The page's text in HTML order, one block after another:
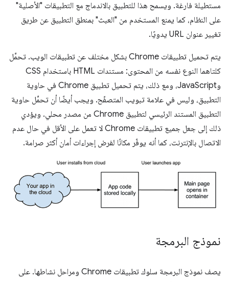
مستطيلة فارغة. ويسمح هذا للتطبيق بالاندماج مع التطبيقات "الأصلية"
على النظام، كما يمنع المستخدم من "العبث" بمنطق التطبيق عن طريق
تغيير عنوان URL يدويًا.
يتم تحميل تطبيقات Chrome بشكل مختلف عن تطبيقات الويب. تحمِّل
كلتاهما النوع نفسه من المحتوى: مستندات HTML باستخدام CSS
وJavaScript، ومع ذلك، يتم تحميل تطبيق Chrome في حاوية
التطبيق، وليس في علامة تبويب المتصفّح. ويجب أيضًا أن تحمِّل حاوية
التطبيق المستند الرئيسي لتطبيق Chrome من مصدر محلي. ويؤدي
ذلك إلى جعل جميع تطبيقات Chrome لا تعمل على الأقل في حال عدم
الاتصال بالإنترنت، كما أنه يوفّر مكانًا لفرض إجراءات أمان أكثر صرامة.
نموذج البرمجة
يصف نموذج البرمجة سلوك تطبيقات Chrome ومراحل نشاطها. على